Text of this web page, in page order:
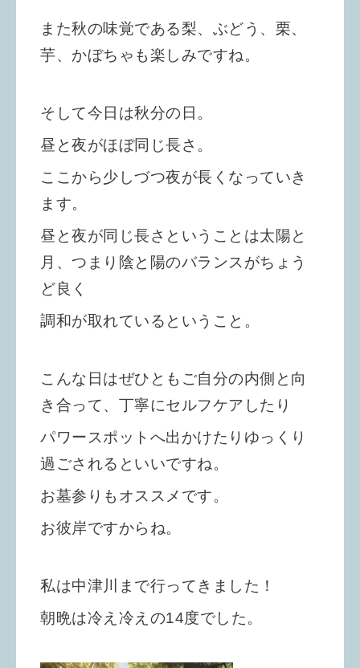
また秋の味覚である梨、ぶどう、栗、
芋、かぼちゃも楽しみですね。
そして今日は秋分の日。
昼と夜がほぼ同じ長さ。
ここから少しづつ夜が長くなっていき
ます。
昼と夜が同じ長さということは太陽と
月、つまり陰と陽のバランスがちょう
ど良く
調和が取れているということ。
こんな日はぜひともご自分の内側と向
き合って、丁寧にセルフケアしたり
パワースポットへ出かけたりゆっくり
過ごされるといいですね。
お墓参りもオススメです。
お彼岸ですからね。
私は中津川まで行ってきました！
朝晩は冷え冷えの14度でした。